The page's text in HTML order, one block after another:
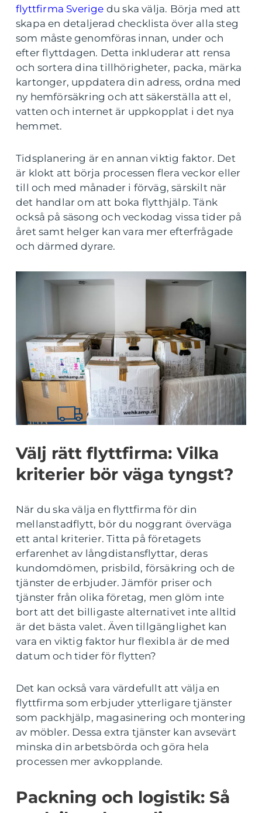
flyttfirma Sverige du ska välja. Börja med att
skapa en detaljerad checklista över alla steg
som måste genomföras innan, under och
efter flyttdagen. Detta inkluderar att rensa
och sortera dina tillhörigheter, packa, märka
kartonger, uppdatera din adress, ordna med
ny hemförsäkring och att säkerställa att el,
vatten och internet är uppkopplat i det nya
hemmet.
Tidsplanering är en annan viktig faktor. Det
är klokt att börja processen flera veckor eller
till och med månader i förväg, särskilt när
det handlar om att boka flytthjälp. Tänk
också på säsong och veckodag vissa tider på
året samt helger kan vara mer efterfrågade
och därmed dyrare.
Välj rätt flyttfirma: Vilka
kriterier bör väga tyngst?
När du ska välja en flyttfirma för din
mellanstadflytt, bör du noggrant överväga
ett antal kriterier. Titta på företagets
erfarenhet av långdistansflyttar, deras
kundomdömen, prisbild, försäkring och de
tjänster de erbjuder. Jämför priser och
tjänster från olika företag, men glöm inte
bort att det billigaste alternativet inte alltid
är det bästa valet. Även tillgänglighet kan
vara en viktig faktor hur flexibla är de med
datum och tider för flytten?
Det kan också vara värdefullt att välja en
flyttfirma som erbjuder ytterligare tjänster
som packhjälp, magasinering och montering
av möbler. Dessa extra tjänster kan avsevärt
minska din arbetsbörda och göra hela
processen mer avkopplande.
Packning och logistik: Så